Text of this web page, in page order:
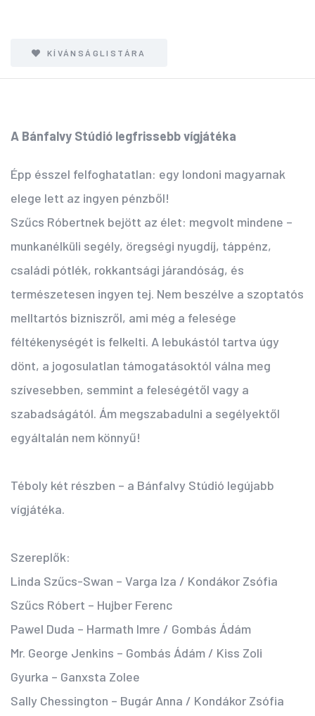
KÍVÁNSÁGLISTÁRA
A Bánfalvy Stúdió legfrissebb vígjátéka
Épp ésszel felfoghatatlan: egy londoni magyarnak
elege lett az ingyen pénzből!
Szűcs Róbertnek bejött az élet: megvolt mindene –
munkanélküli segély, öregségi nyugdíj, táppénz,
családi pótlék, rokkantsági járandóság, és
természetesen ingyen tej. Nem beszélve a szoptatós
melltartós bizniszről, ami még a felesége
féltékenységét is felkelti. A lebukástól tartva úgy
dönt, a jogosulatlan támogatásoktól válna meg
szívesebben, semmint a feleségétől vagy a
szabadságától. Ám megszabadulni a segélyektől
egyáltalán nem könnyű!
Téboly két részben – a Bánfalvy Stúdió legújabb
vígjátéka.
Szereplők:
Linda Szűcs-Swan – Varga Iza / Kondákor Zsófia
Szűcs Róbert – Hujber Ferenc
Pawel Duda – Harmath Imre / Gombás Ádám
Mr. George Jenkins – Gombás Ádám / Kiss Zoli
Gyurka – Ganxsta Zolee
Sally Chessington – Bugár Anna / Kondákor Zsófia